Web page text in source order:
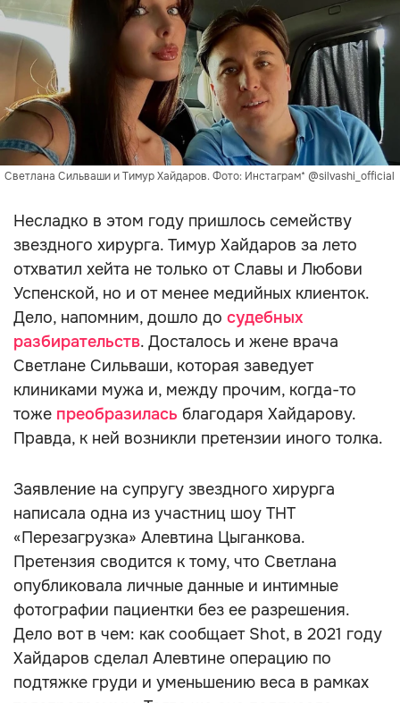
Светлана Сильваши и Тимур Хайдаров. Фото: Инстаграм* @silvashi_official
Несладко в этом году пришлось семейству
звездного хирурга. Тимур Хайдаров за лето
отхватил хейта не только от Славы и Любови
Успенской, но и от менее медийных клиенток.
Дело, напомним, дошло до судебных
разбирательств. Досталось и жене врача
Светлане Сильваши, которая заведует
клиниками мужа и, между прочим, когда-то
тоже преобразилась благодаря Хайдарову.
Правда, к ней возникли претензии иного толка.
Заявление на супругу звездного хирурга
написала одна из участниц шоу ТНТ
«Перезагрузка» Алевтина Цыганкова.
Претензия сводится к тому, что Светлана
опубликовала личные данные и интимные
фотографии пациентки без ее разрешения.
Дело вот в чем: как сообщает Shot, в 2021 году
Хайдаров сделал Алевтине операцию по
подтяжке груди и уменьшению веса в рамках